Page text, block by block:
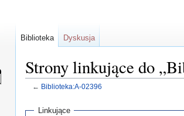
Strony linkujące do
← Biblioteka:A-02396
Przejdź
PrzejdźLinkujące
Biblioteka Dyskusja